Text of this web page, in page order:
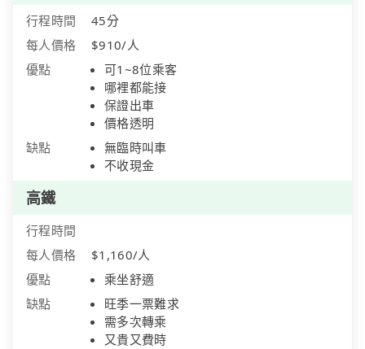
行程時間
45分
每人價格
$910/人
優點
可1~8位乘客
哪裡都能接
保證出車
價格透明
缺點
無臨時叫車
不收現金
高鐵
行程時間
每人價格
$1,160/人
優點
乘坐舒適
缺點
旺季一票難求
需多次轉乘
又貴又費時